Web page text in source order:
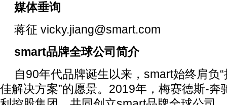
媒体垂询
蒋征 vicky.jiang@smart.com
smart品牌全球公司简介
自90年代品牌诞生以来，smart始终肩负
佳解决方案”的愿景。2019年，梅赛德斯-奔